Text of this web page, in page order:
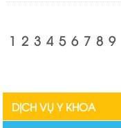
1 2 3 4 5 6 7 8 9
DỊCH VỤ Y KHOA